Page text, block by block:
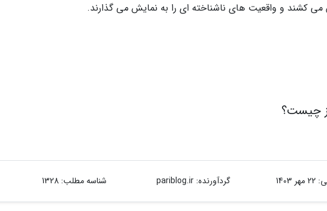
کشند و واقعیت های ناشناخته ای را به نمایش می گذارند.
چیست؟
22 مهر 1403 گردآورنده:pariblog.ir شناسه مطلب: 1328